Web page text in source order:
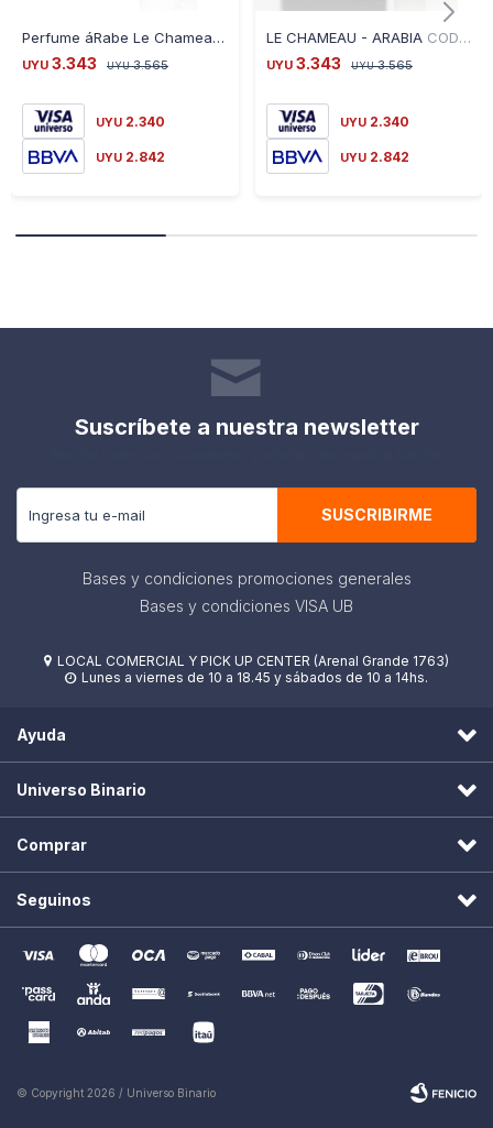
Perfume áRabe Le Chameau Arabia Haya For WOMEN 100ML
UYU 3.343 UYU 3.565
UYU 2.340
UYU 2.842
LE CHAMEAU - ARABIA CODE FOR MEN 100ML
UYU 3.343 UYU 3.565
UYU 2.340
UYU 2.842
Suscríbete a nuestra newsletter
SUSCRIBIRME
Bases y condiciones promociones generales
Bases y condiciones VISA UB
 LOCAL COMERCIAL Y PICK UP CENTER (Arenal Grande 1763)
 Lunes a viernes de 10 a 18.45 y sábados de 10 a 14hs.
Ayuda
Universo Binario
Comprar
Seguinos
© Copyright 2026 / Universo Binario